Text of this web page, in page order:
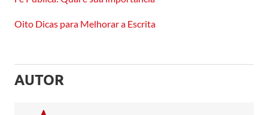
Oito Dicas para Melhorar a Escrita
AUTOR